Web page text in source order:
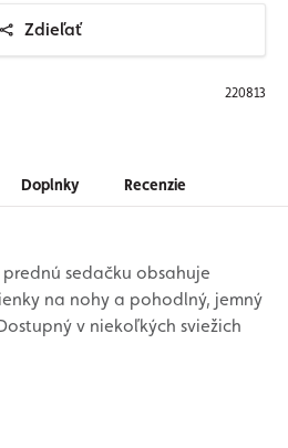
Zdieľať
220813
Doplnky Recenzie
sedačku obsahuje
na nohy a pohodlný, jemný
v niekoľkých sviežich